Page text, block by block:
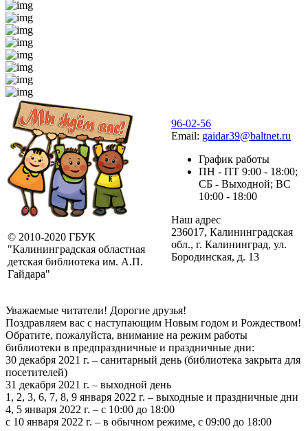
© 2010-2020 ГБУК
"Калининградская областная
детская библиотека им. А.П.
Гайдара"
96-02-56
Email: gaidar39@baltnet.ru
График работы
ПН - ПТ 9:00 - 18:00;
СБ - Выходной; ВС
10:00 - 18:00
Наш адрес
236017, Калининградская
обл., г. Калининград, ул.
Бородинская, д. 13
Уважаемые читатели! Дорогие друзья!
Поздравляем вас с наступающим Новым годом и Рождеством!
Обратите, пожалуйста, внимание на режим работы
библиотеки в предпраздничные и праздничные дни:
30 декабря 2021 г. – санитарный день (библиотека закрыта для
посетителей)
31 декабря 2021 г. – выходной день
1, 2, 3, 6, 7, 8, 9 января 2022 г. – выходные и праздничные дни
4, 5 января 2022 г. – с 10:00 до 18:00
с 10 января 2022 г. – в обычном режиме, с 09:00 до 18:00